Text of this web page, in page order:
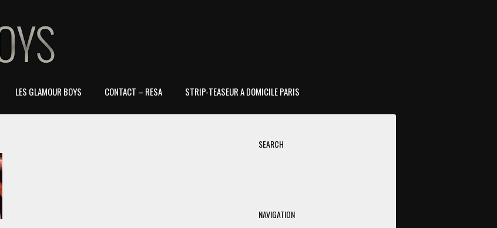
LES GLAMOUR BOYS CONTACT – RESA STRIP-TEASEUR A DOMICILE PARIS
SEARCH
NAVIGATION